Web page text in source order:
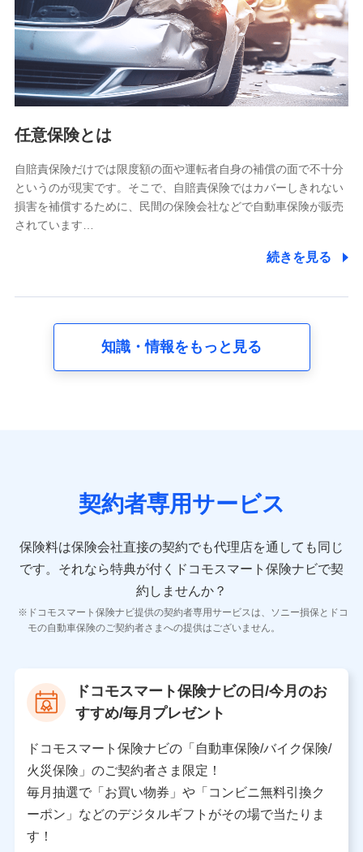
基本情報
氏名、電話番号、メールアドレス、お客さまの識別子、
属性、連絡先、dポイントサービスのご利用に関する情
報。例として、dポイントカード番号、性別、年齢、家族
構成、住所、dポイント残高、dポイント利用履歴などが
含まれます。
当社又は株式会社NTTドコモが提供する各種サービスな
又は株式会社NTTドコモが提供する各種サービスのご契
約状態・ご利用履歴インターネット利用時の行動に関す
る情報、アプリケーション利用時の行動に関する情報、
購入されたサービスや商品の名称・購入場所・決済に関
する情報、アンケートの回答に関する情報などが含まれ
の内容、保険料、保険料のお支払方法、車のメーカーや
走行距離などの情報、建物の構造や築年数などの情報、
険契約に関する情報。例として、保険契約者及び被保険
者の氏名、住所、生年月日、性別、保険契約者と被保険
報、建物の構造や築年数などの情報、ペットの種類や年
齢などの情報などが含まれます。
【共同して利用する者の範囲】
当社
当社又は株式会社NTTドコモが提供する保険関連サービ
スにおけるユーザ登録受付および管理のため
を受けている保険会社・提携会社の保険その他に関する
情報を提供するため、また維持管理等の委託業務遂行の
ため、またそれらに付帯、関連する当社、株式会社NTT
ドコモおよび提携会社のサービスを案内、提供するため
（各サービスで取得したサービス利用履歴、ウェブサイ
トの閲覧履歴、購買履歴、ご契約内容等のパーソナルデ
ータを分析して、お客さまの趣味・嗜好・傾向に応じた
任意保険とは
自賠責保険だけでは限度額の面や運転者自身の補償の面で不十分
というのが現実です。そこで、自賠責保険ではカバーしきれない
損害を補償するために、民間の保険会社などで自動車保険が販売
されています…
続きを見る
知識・情報をもっと見る
契約者専用サービス
保険料は保険会社直接の契約でも代理店を通しても同じ
です。 それなら特典が付くドコモスマート保険ナビで契
約しませんか？
ドコモスマート保険ナビ提供の契約者専用サービスは、ソニー損保とドコ
モの自動車保険のご契約者さまへの提供はございません。
ドコモスマート保険ナビの日/今月のお
すすめ/毎月プレゼント
ドコモスマート保険ナビの「自動車保険/バイク保険/
火災保険」のご契約者さま限定！
毎月抽選で「お買い物券」や「コンビニ無料引換ク
ーポン」などのデジタルギフトがその場で当たりま
す！